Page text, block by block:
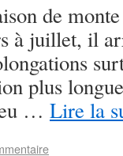
de
à juillet, il
plus
… Lire la